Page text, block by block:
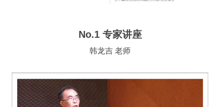
No.1 专家讲座
韩龙吉 老师